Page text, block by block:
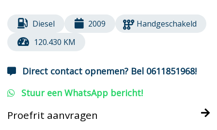
Diesel 2009
Handgeschakeld
120.430 KM
Direct contact opnemen? Bel 0611851968!
Stuur een WhatsApp bericht!
Proefrit aanvragen